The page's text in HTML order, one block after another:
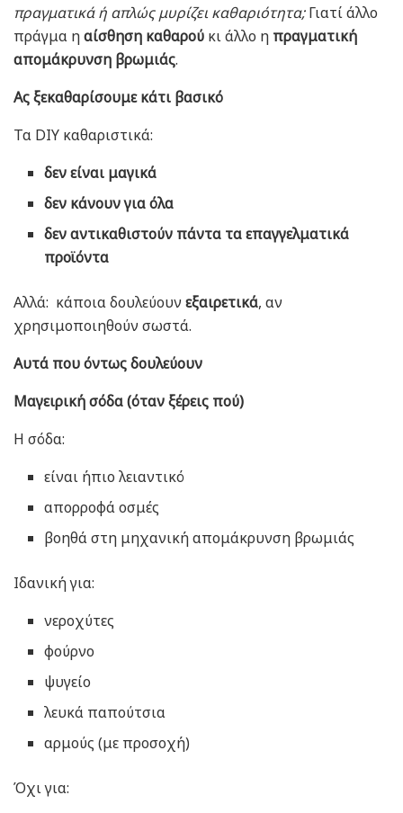
πραγματικά ή απλώς μυρίζει καθαριότητα;Γιατί άλλο
πράγμα ηαίσθηση καθαρού κι άλλο η πραγματική
απομάκρυνση βρωμιάς.
Ας ξεκαθαρίσουμε κάτι βασικό
Τα DIY καθαριστικά:
δεν είναι μαγικά
δεν κάνουν για όλα
δεν αντικαθιστούν πάντα τα επαγγελματικά
προϊόντα
Αλλά: κάποια δουλεύουνεξαιρετικά, αν
χρησιμοποιηθούν σωστά.
Αυτά που όντως δουλεύουν
Μαγειρική σόδα (όταν ξέρεις πού)
Η σόδα:
είναι ήπιο λειαντικό
απορροφά οσμές
βοηθά στη μηχανική απομάκρυνση βρωμιάς
Ιδανική για:
νεροχύτες
φούρνο
ψυγείο
λευκά παπούτσια
αρμούς (με προσοχή)
Όχι για: